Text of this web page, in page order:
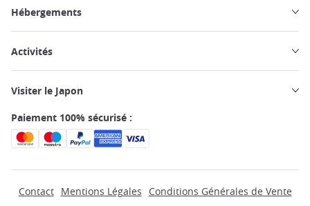
Hébergements
Activités
Visiter le Japon
Paiement 100% sécurisé :
Contact Mentions Légales
Conditions Générales de Vente